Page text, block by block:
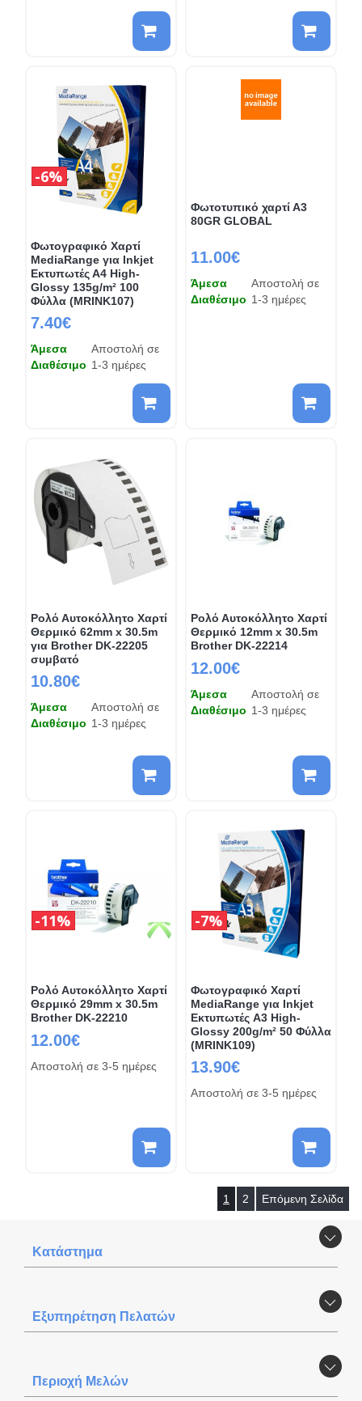
Φωτογραφικό Χαρτί
MediaRange για Inkjet
Εκτυπωτές Α4 High-
Glossy 135g/m² 100
Φύλλα (MRINK107)
7.40€
6%
Άμεσα
Διαθέσιμο
Αποστολή σε
1-3 ημέρες
Φωτοτυπικό χαρτί Α3
80GR GLOBAL
11.00€
Άμεσα
Διαθέσιμο
Αποστολή σε
1-3 ημέρες
Ρολό Αυτοκόλλητο Χαρτί
Θερμικό 62mm x 30.5m
για Brother DK-22205
συμβατό
10.80€
Άμεσα
Διαθέσιμο
Αποστολή σε
1-3 ημέρες
Ρολό Αυτοκόλλητο Χαρτί
Θερμικό 12mm x 30.5m
Brother DK-22214
12.00€
Άμεσα
Διαθέσιμο
Αποστολή σε
1-3 ημέρες
Ρολό Αυτοκόλλητο Χαρτί
Θερμικό 29mm x 30.5m
Brother DK-22210
12.00€
11%
Αποστολή σε 3-5 ημέρες
Φωτογραφικό Χαρτί
MediaRange για Inkjet
Εκτυπωτές A3 High-
Glossy 200g/m² 50 Φύλλα
(MRINK109)
13.90€
7%
Αποστολή σε 3-5 ημέρες
1 2 Επόμενη Σελίδα
Κατάστημα
Εξυπηρέτηση Πελατών
Περιοχή Mελών